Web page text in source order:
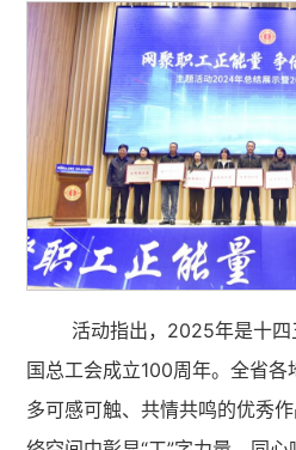
活动指出，2025年是十
国总工会成立100周年。全省
多可感可触、共情共鸣的优秀